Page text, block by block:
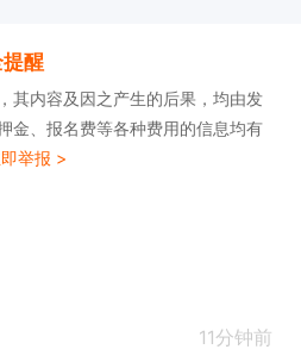
醒
其内容及因之产生的后果，均由发
金、报名费等各种费用的信息均有
举报 >
11分钟前